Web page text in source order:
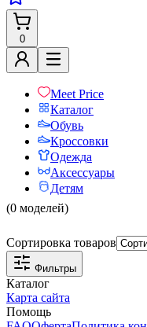
0
Meet Price
Каталог
Обувь
Кроссовки
Одежда
Аксессуары
Детям
(0 моделей)
Сортировка товаров
Фильтры
Каталог
Карта сайта
Помощь